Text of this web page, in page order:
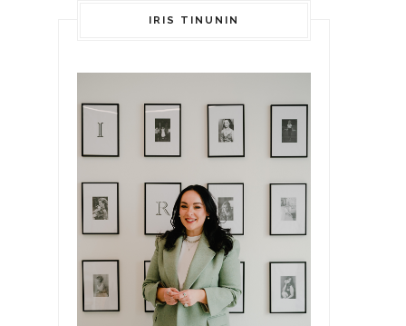
IRIS TINUNIN